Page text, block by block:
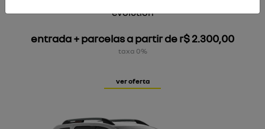
evolution
entrada + parcelas a partir de r$ 2.300,00
taxa 0%
ver oferta